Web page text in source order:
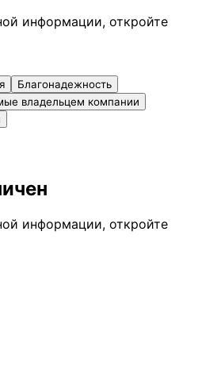
информации, откройте
Благонадежность
владельцем компании
информации, откройте